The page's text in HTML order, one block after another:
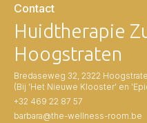
Contact
Huidtherapie
Hoogstraten
Bredaseweg 32, 2322
(Bij 'Het Nieuwe Klooster' en
+32 469 22 87 57
barbara@the-wellness-room.be